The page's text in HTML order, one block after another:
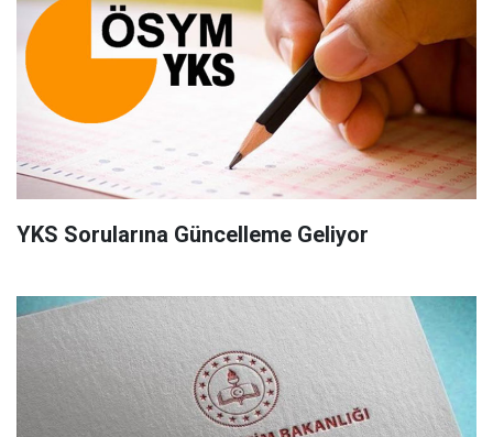
YKS Sorularına Güncelleme Geliyor